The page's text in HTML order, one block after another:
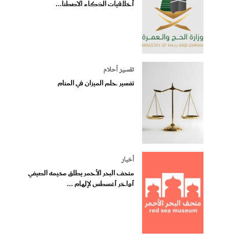
أخلاقيات الذكاء الاصطنا...
تفسير أحلام
تفسير حلم الميزان في المنام
أخبار
متحف البحر الأحمر يطلق مخيمه الصيفي
أواخر أغسطس لإلهام ...